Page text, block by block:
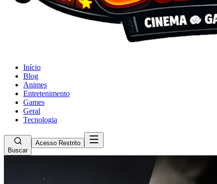
Início
Blog
Animes
Entretenimento
Games
Geral
Tecnologia
Buscar
Acesso Restrito